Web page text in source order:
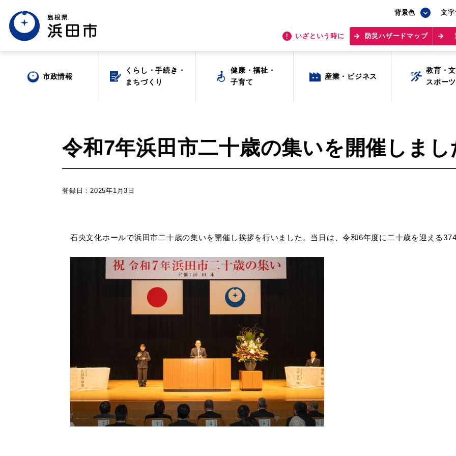
背景色 文
いざという時に 防災ハザードマップ
背景色 文
いざという時に 防災ハザードマップ
市政情報
くらし・手続き・
まちづくり
健康・福祉・
子育て
産業・ビジネス
教育・文
スポーツ
場面から探す
妊娠・出産 子育て 教育
出会い・結婚 引っ越し・住まい
高齢者・介護
市政情報
くらし・手続き・
まちづくり
健康・福祉・
子育て
産業・ビジネス
教育・文
スポーツ
令和7年浜田市二十歳の集いを開催しまし
登録日：2025年1月3日
石央文化ホールで浜田市二十歳の集いを開催し挨拶を行いました。当日は、令和6年度に二十歳を迎える